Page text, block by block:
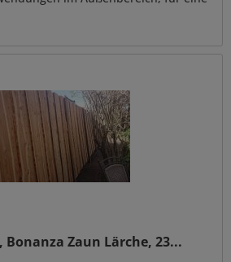
Zaun Lärche, 23...